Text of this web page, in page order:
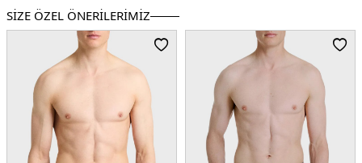
Üretim Yeri :Türkiye
5DY1BM23003011MS889.5789
SİZE ÖZEL ÖNERİLERİMİZ